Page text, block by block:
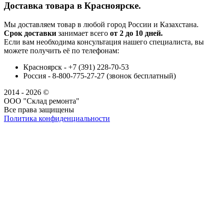
Доставка товара в Красноярске.
Мы доставляем товар в любой город России и Казахстана.
Срок доставки занимает всего от 2 до 10 дней.
Если вам необходима консультация нашего специалиста, вы
можете получить её по телефонам:
Красноярск - +7 (391) 228-70-53
Россия - 8-800-775-27-27 (звонок бесплатный)
2014 - 2026 ©
ООО "Склад ремонта"
Все права защищены
Политика конфиденциальности